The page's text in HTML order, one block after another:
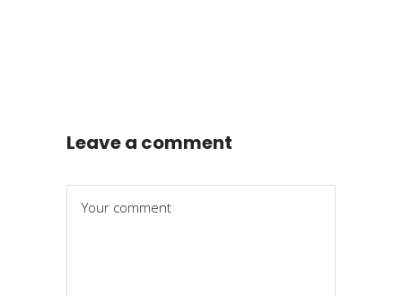
Leave a comment